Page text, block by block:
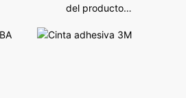
del producto
SMT